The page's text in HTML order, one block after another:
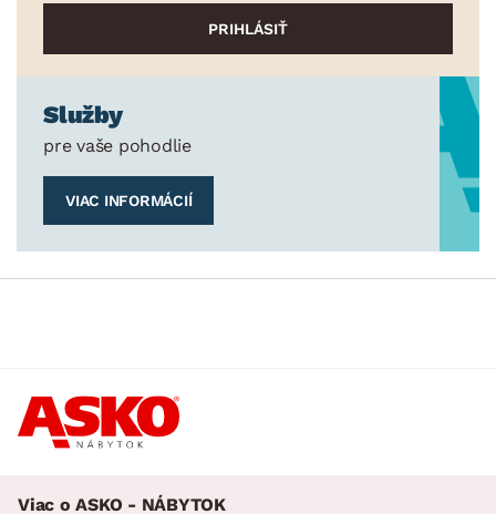
Služby
pre vaše pohodlie
VIAC INFORMÁCIÍ
Viac o ASKO - NÁBYTOK